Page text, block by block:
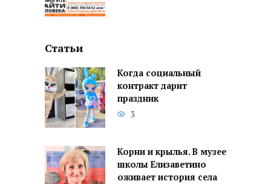
Статьи
Когда социальный
контракт дарит
праздник
3
Корни и крылья. В музее
школы Елизаветино
оживает история села